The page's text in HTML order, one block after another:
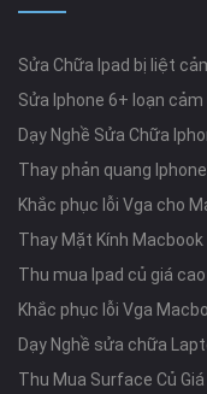
Sửa Chữa Ipad bị liệt
Sửa Iphone 6+ loạn cảm
Dạy Nghề Sửa Chữa
Thay phản quang Iphone
Khắc phục lỗi Vga cho
Thay Mặt Kính Macbook
Thu mua Ipad củ giá cao
Khắc phục lỗi Vga
Dạy Nghề sửa chữa
Thu Mua Surface Củ Giá